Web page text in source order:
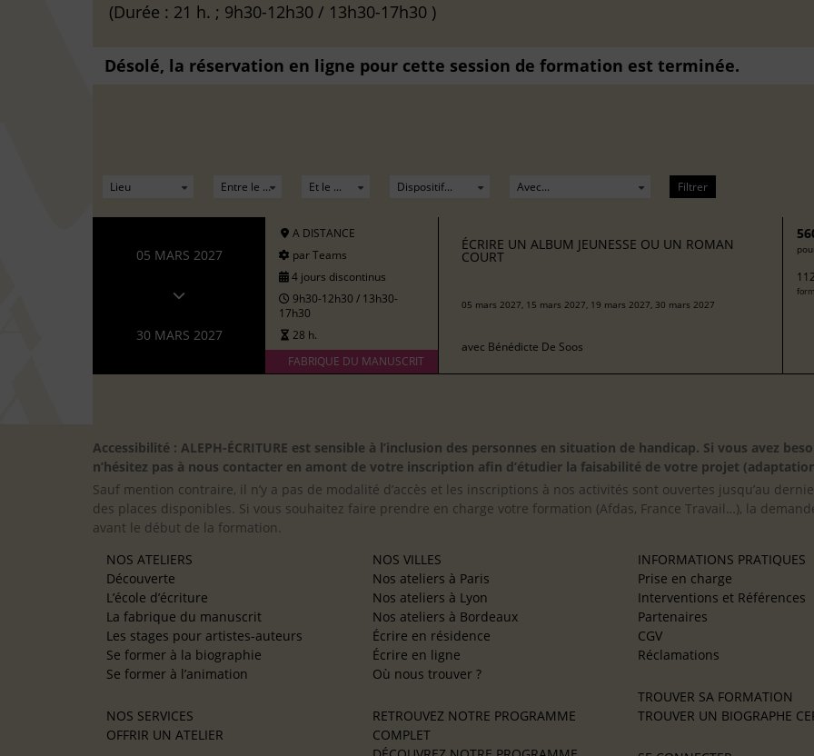
(Durée : 21 h. ; 9h30-12h30 / 13h30-17h30 )
Désolé, la réservation en ligne pour cette session de formation est terminée.
Filtrer
05 MARS 2027
30 MARS 2027
A DISTANCE
par Teams
4 jours discontinus
9h30-12h30 / 13h30-
17h30
28 h.
FABRIQUE DU MANUSCRIT
ÉCRIRE UN ALBUM JEUNESSE OU UN ROMAN
COURT
05 mars 2027, 15 mars 2027, 19 mars 2027, 30 mars 2027
avec Bénédicte De Soos
Accessibilité : ALEPH-ÉCRITURE est sensible à l’inclusion des personnes en situation de handicap. Si vous avez
n’hésitez pas à nous contacter en amont de votre inscription afin d’étudier la faisabilité de votre projet
Sauf mention contraire, il n’y a pas de modalité d’accès et les inscriptions à nos activités sont ouvertes jusqu’au
des places disponibles. Si vous souhaitez faire prendre en charge votre formation (Afdas, France Travail…), la
avant le début de la formation.
NOS ATELIERS
Découverte
L’école d’écriture
La fabrique du manuscrit
Les stages pour artistes-auteurs
Se former à la biographie
Se former à l’animation
NOS SERVICES
OFFRIR UN ATELIER
NOS VILLES
Nos ateliers à Paris
Nos ateliers à Lyon
Nos ateliers à Bordeaux
Écrire en résidence
Écrire en ligne
Où nous trouver ?
RETROUVEZ NOTRE PROGRAMME
COMPLET
INFORMATIONS PRATIQUES
Prise en charge
Interventions et Références
Partenaires
CGV
Réclamations
TROUVER SA FORMATION
TROUVER UN BIOGRAPHE